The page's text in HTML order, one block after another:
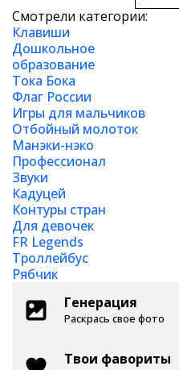
Смотрели категории:
Клавиши
Дошкольное
образование
Тока Бока
Флаг России
Игры для мальчиков
Отбойный молоток
Манэки-нэко
Профессионал
Звуки
Кадуцей
Контуры стран
Для девочек
FR Legends
Троллейбус
Рябчик
Генерация
Раскрась свое фото
Твои фавориты